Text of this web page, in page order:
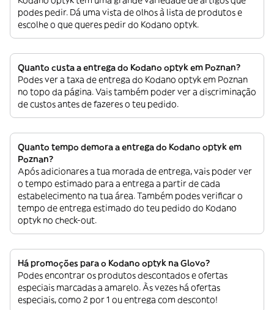
podes pedir. Dá uma vista de olhos à lista de produtos e
escolhe o que queres pedir do Kodano optyk.
Quanto custa a entrega do Kodano optyk em Poznan?
Podes ver a taxa de entrega do Kodano optyk em Poznan
no topo da página. Vais também poder ver a discriminação
de custos antes de fazeres o teu pedido.
Quanto tempo demora a entrega do Kodano optyk em
Poznan?
Após adicionares a tua morada de entrega, vais poder ver
o tempo estimado para a entrega a partir de cada
estabelecimento na tua área. Também podes verificar o
tempo de entrega estimado do teu pedido do Kodano
optyk no check-out.
Há promoções para o Kodano optyk na Glovo?
Podes encontrar os produtos descontados e ofertas
especiais marcadas a amarelo. Às vezes há ofertas
especiais, como 2 por 1 ou entrega com desconto!